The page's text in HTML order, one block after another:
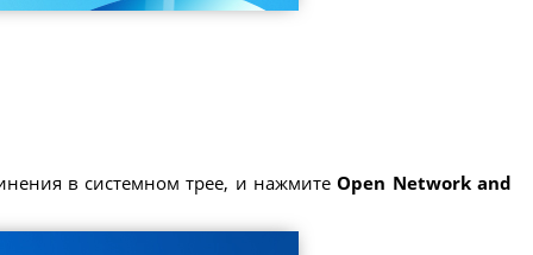
в системном трее, и нажмитеOpen Network and